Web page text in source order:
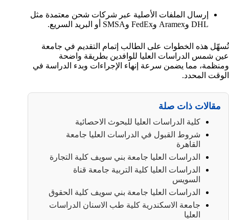
إرسال الملفات الأصلية عبر شركات شحن معتمدة مثل
DHL وAramex وFedEx وSMSA أو البريد السريع.
تُسهّل هذه الخطوات على الطالب إتمام التقديم في جامعة
عين شمس الدراسات العليا للوافدين بطريقة واضحة
ومنظمة، مما يضمن سرعة إنهاء الإجراءات وبدء الدراسة في
الوقت المحدد.
مقالات ذات صلة
كلية الدراسات العليا للبحوث الاحصائية
شروط القبول في الدراسات العليا جامعة
القاهرة
الدراسات العليا جامعة بني سويف كلية التجارة
الدراسات العليا كلية التربية جامعة قناة
السويس
الدراسات العليا جامعة بني سويف كلية الحقوق
جامعة الاسكندرية كلية طب الاسنان الدراسات
العليا